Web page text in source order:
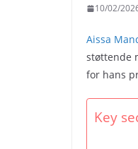
10/02/
Aissa
støttende
for hans
Key